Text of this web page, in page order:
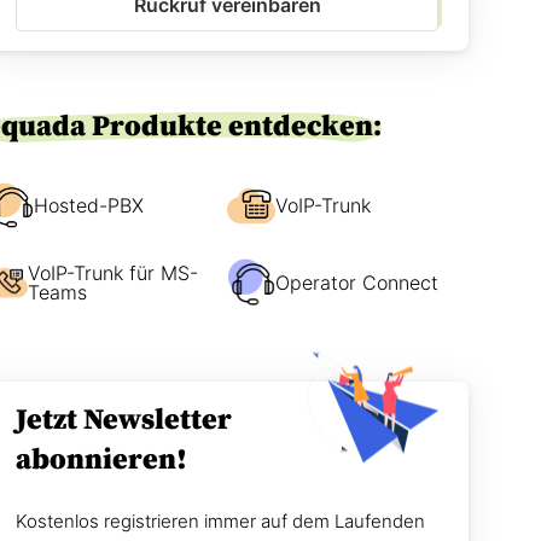
e
n
r
S
e
?
-
E
i
e
d
Rückruf vereinbaren
Produkte entdecken:
Hosted-PBX VoIP-Trunk
VoIP-Trunk für MS-
Teams
Operator Connect
Jetzt Newsletter
abonnieren!
Kostenlos registrieren immer auf dem Laufenden